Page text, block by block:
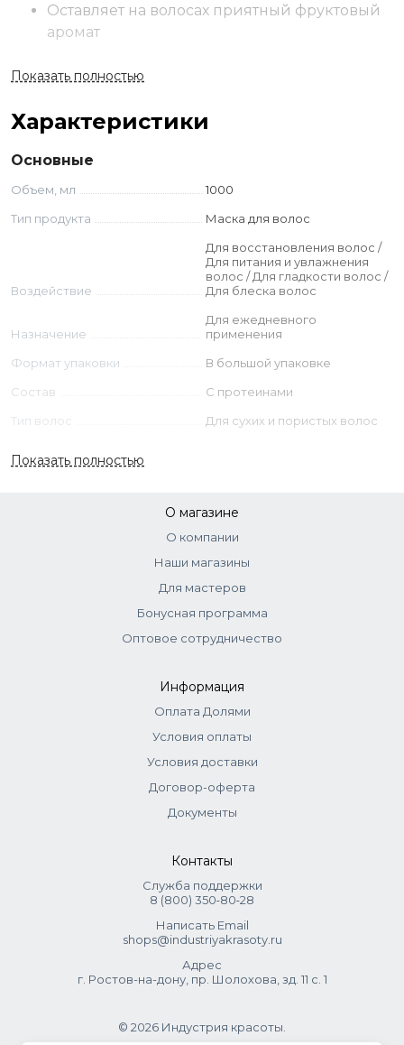
Оставляет на волосах приятный фруктовый
аромат
Применение
легкий массаж и равномерно распределить. Выдержать 5
минут. Смыть проточной водой.
Dipalmitoylethyl Hydroxyethylmonium Methosulfate,
Phenoxyethanol, Parfum (Fragrance), Methoxy PEG/PPG-
7/3 Aminopropyl Dimethicone, Dipropylene Glycol,
Ethylhexylglycerin, Hydrolyzed Wheat Protein, Sodium
Hydroxide, Sodium Benzoate, Pentaerythrityl Tetra-di-t-butyl
Показать полностью
Характеристики
Основные
Объем, мл
1000
Тип продукта
Маска для волос
Воздействие
Для восстановления волос /
Для питания и увлажнения
волос / Для гладкости волос /
Для блеска волос
Назначение
Для ежедневного
применения
Формат упаковки
В большой упаковке
Состав
С протеинами
Тип волос
Для сухих и пористых волос
Показать полностью
О магазине
О компании
Наши магазины
Для мастеров
Бонусная программа
Оптовое сотрудничество
Информация
Оплата Долями
Условия оплаты
Условия доставки
Договор-оферта
Документы
Контакты
Служба поддержки
8 (800) 350‑80‑28
Написать Email
shops@industriyakrasoty.ru
Адрес
г. Ростов-на-дону, пр. Шолохова, зд. 11 с. 1
© 2026 Индустрия красоты.